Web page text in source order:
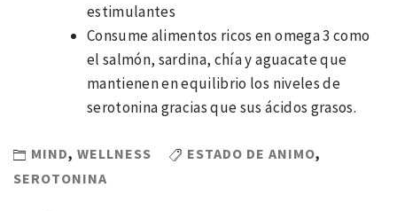
estimulantes
Consume alimentos ricos en omega 3 como
el salmón, sardina, chía y aguacate que
mantienen en equilibrio los niveles de
serotonina gracias que sus ácidos grasos.
MIND, WELLNESS ESTADO DE ANIMO,
SEROTONINA